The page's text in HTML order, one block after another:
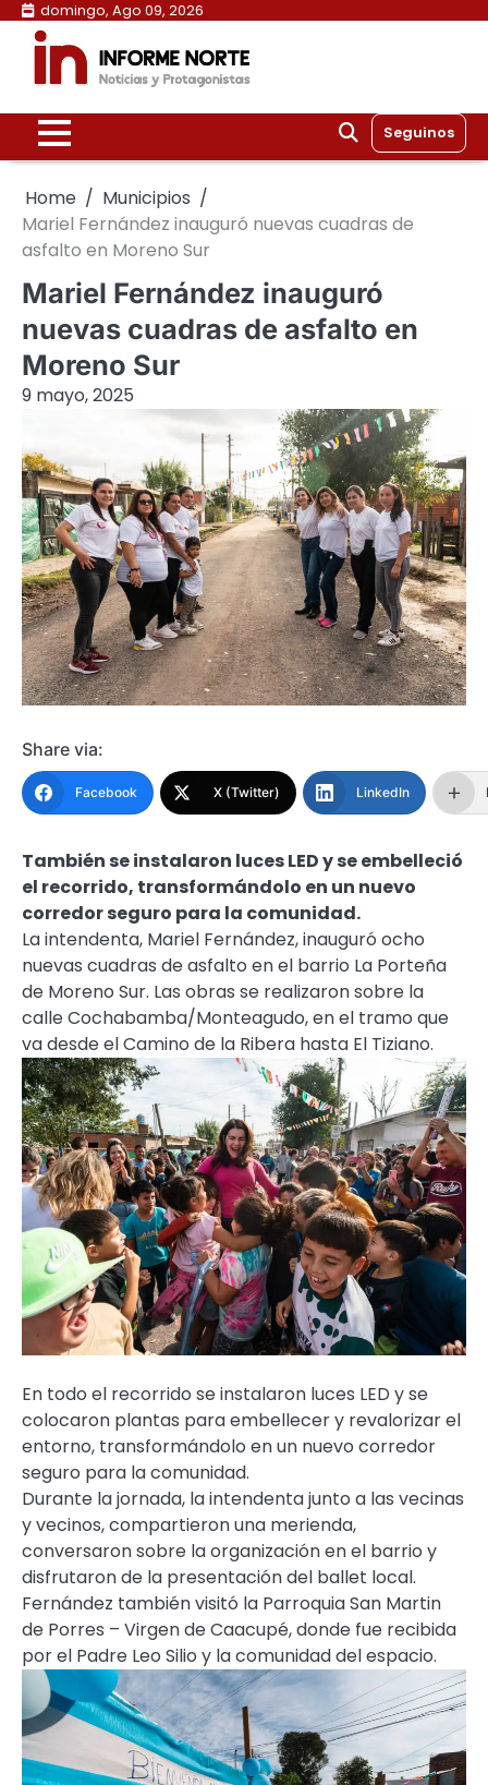
Skip
content
domingo, Ago 09, 2026
Seguinos
Home
Municipios
Mariel Fernández inauguró nuevas cuadras de
asfalto en Moreno Sur
Mariel Fernández inauguró
nuevas cuadras de asfalto en
Moreno Sur
9 mayo, 2025
Share via:
Facebook X (Twitter) LinkedIn
También se instalaron luces LED y se embelleció
el recorrido, transformándolo en un nuevo
corredor seguro para la comunidad.
La intendenta, Mariel Fernández, inauguró ocho
nuevas cuadras de asfalto en el barrio La Porteña
de Moreno Sur. Las obras se realizaron sobre la
calle Cochabamba/Monteagudo, en el tramo que
va desde el Camino de la Ribera hasta El Tiziano.
En todo el recorrido se instalaron luces LED y se
colocaron plantas para embellecer y revalorizar el
entorno, transformándolo en un nuevo corredor
seguro para la comunidad.
Durante la jornada, la intendenta junto a las vecinas
y vecinos, compartieron una merienda,
conversaron sobre la organización en el barrio y
disfrutaron de la presentación del ballet local.
Fernández también visitó la Parroquia San Martin
de Porres – Virgen de Caacupé, donde fue recibida
por el Padre Leo Silio y la comunidad del espacio.